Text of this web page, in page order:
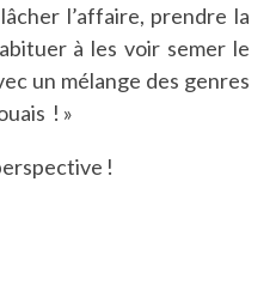
l’affaire, prendre la
à les voir semer le
un mélange des genres
! »
!